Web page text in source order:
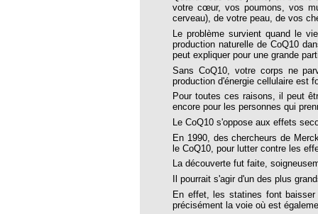
votre cœur, vos poumons, vos
cerveau), de votre peau, de vos
Le problème survient quand le
production naturelle de CoQ10
peut expliquer pour une grande
Sans CoQ10, votre corps ne
production d'énergie cellulaire est
Pour toutes ces raisons, il peut
encore pour les personnes qui
Le CoQ10 s'oppose aux effets
En 1990, des chercheurs de
le CoQ10, pour lutter contre les
La découverte fut faite,
Il pourrait s'agir d'un des plus
En effet, les statines font
précisément la voie où est